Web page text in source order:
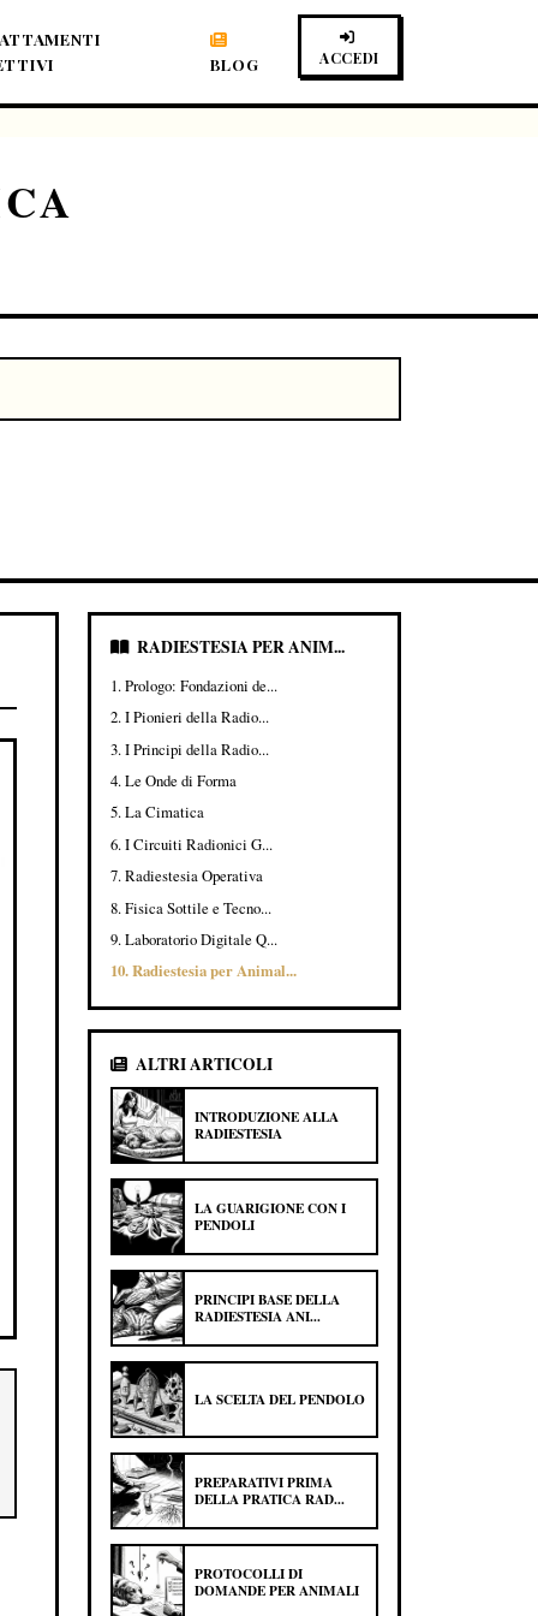
BLOG ACCEDI
RADIESTESIA PER ANIM...
1. Prologo: Fondazioni de...
2. I Pionieri della Radio...
3. I Principi della Radio...
4. Le Onde di Forma
5. La Cimatica
6. I Circuiti Radionici G...
7. Radiestesia Operativa
8. Fisica Sottile e Tecno...
9. Laboratorio Digitale Q...
10. Radiestesia per Animal...
ALTRI ARTICOLI
INTRODUZIONE ALLA
RADIESTESIA
LA GUARIGIONE CON I
PENDOLI
PRINCIPI BASE DELLA
RADIESTESIA ANI...
LA SCELTA DEL PENDOLO
PREPARATIVI PRIMA
DELLA PRATICA RAD...
PROTOCOLLI DI
DOMANDE PER ANIMALI